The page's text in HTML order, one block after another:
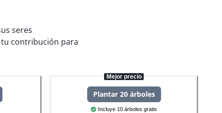
seres
contribución para
Mejor precio
Plantar 20 árboles
Incluye 10 árboles gratis